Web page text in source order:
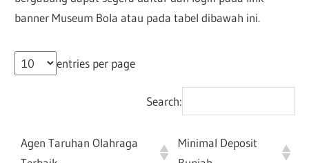
banner Museum Bola atau pada tabel dibawah ini.
entries per page
Search:
Agen Taruhan Olahraga
Minimal Deposit